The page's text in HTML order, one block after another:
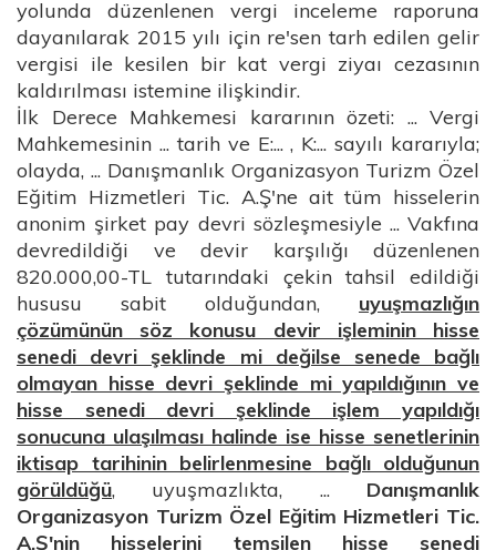
yolunda düzenlenen vergi inceleme raporuna
dayanılarak 2015 yılı için re'sen tarh edilen gelir
vergisi ile kesilen bir kat vergi ziyaı cezasının
kaldırılması istemine ilişkindir.
İlk Derece Mahkemesi kararının özeti: ... Vergi
Mahkemesinin ... tarih ve E:... , K:... sayılı kararıyla;
olayda, ... Danışmanlık Organizasyon Turizm Özel
Eğitim Hizmetleri Tic. A.Ş'ne ait tüm hisselerin
anonim şirket pay devri sözleşmesiyle ... Vakfına
devredildiği ve devir karşılığı düzenlenen
820.000,00-TL tutarındaki çekin tahsil edildiği
hususu sabit olduğundan, uyuşmazlığın
çözümünün söz konusu devir işleminin hisse
senedi devri şeklinde mi değilse senede bağlı
olmayan hisse devri şeklinde mi yapıldığının ve
hisse senedi devri şeklinde işlem yapıldığı
sonucuna ulaşılması halinde ise hisse senetlerinin
iktisap tarihinin belirlenmesine bağlı olduğunun
görüldüğü, uyuşmazlıkta, ... Danışmanlık
Organizasyon Turizm Özel Eğitim Hizmetleri Tic.
A.Ş'nin hisselerini temsilen hisse senedi